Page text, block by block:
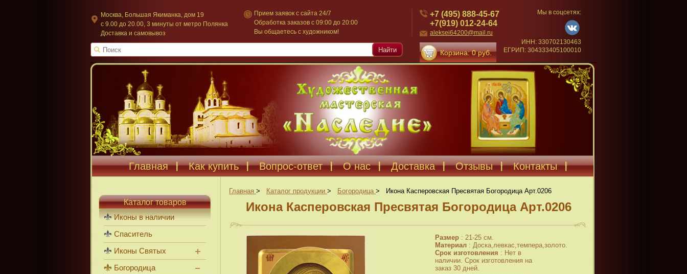
Москва, Большая Якиманка, дом 19
c 9.00 до 20.00, 3 минуты от метро Полянка
Доставка и самовывоз
Прием заявок с сайта 24/7
Обработка заказов с 09:00 до 20:00
Вы общаетесь с художником!
+7 (495) 888-45-67
+7(919) 012-24-64
aleksei64200@mail.ru
Корзина: 0 руб.
Мы в соцсетях:
ИНН: 330702130463
ЕГРИП: 304333405100010
Найти
Главная Как купить Вопрос-ответ О нас Доставка Отзывы Контакты
Главная > Каталог продукции > Богородица > Икона Касперовская Пресвятая Богородица Арт.0206
Икона Касперовская Пресвятая Богородица Арт.0206
Размер : 21-25 см.
Материал : Доска,левкас,темпера,золото.
Срок изготовления : Нет в
наличии. Срок изготовления на
заказ 30 дней.
Каталог товаров
Иконы в наличии
Спаситель
Иконы Святых
Богородица